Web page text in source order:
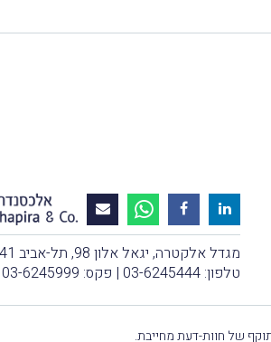
מגדל אלקטרה, יגאל אלון 98, תל-אביב 6789141
טלפון: 03-6245444 | פקס: 03-6245999
תוקף של חוות-דעת מחייבת.